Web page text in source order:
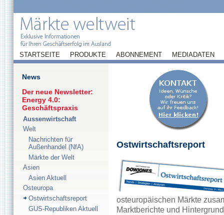
STARTSEITE PRODUKTE ABONNEMENT MEDIADATEN
News
Der neue Newsletter:
Energy 4.0:
Geschäftspraxis
Aussenwirtschaft
Welt
Nachrichten für
Außenhandel (NfA)
Märkte der Welt
Asien
Asien Aktuell
Osteuropa
Ostwirtschaftsreport
GUS-Republiken Aktuell
Ostwirtschaftsreport
osteuropäischen Märkte
Marktberichte und